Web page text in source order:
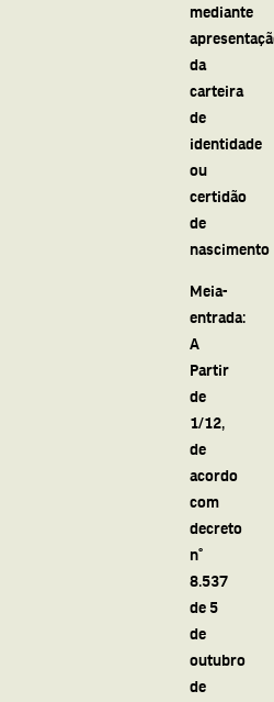
mediante
da
carteira
de
identidade
ou
certidão
de
nascimento
Meia-
entrada:
A
Partir
de
1/12,
de
acordo
com
decreto
n°
8.537
de 5
de
outubro
de